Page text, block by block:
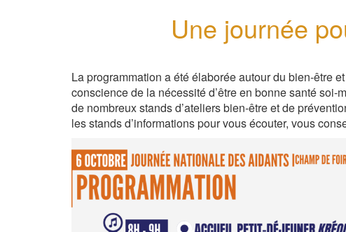
Une journée
La programmation a été élaborée autour du bien-être
conscience de la nécessité d’être en bonne santé
de nombreux stands d’ateliers bien-être et de
les stands d’informations pour vous écouter, vous